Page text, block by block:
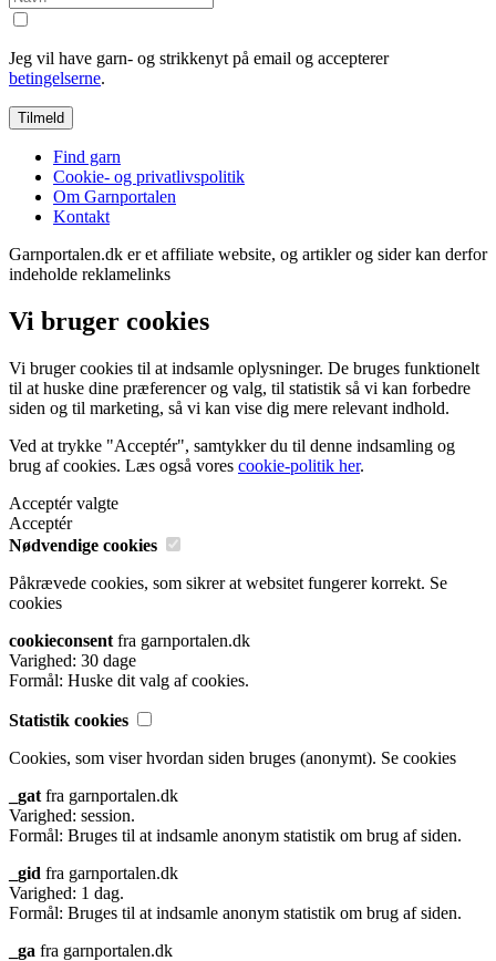
Jeg vil have garn- og strikkenyt på email og accepterer
betingelserne.
Find garn
Cookie- og privatlivspolitik
Om Garnportalen
Kontakt
Garnportalen.dk er et affiliate website, og artikler og sider kan derfor
indeholde reklamelinks
Vi bruger cookies
Vi bruger cookies til at indsamle oplysninger. De bruges funktionelt
til at huske dine præferencer og valg, til statistik så vi kan forbedre
siden og til marketing, så vi kan vise dig mere relevant indhold.
Ved at trykke "Acceptér", samtykker du til denne indsamling og
brug af cookies. Læs også vores cookie-politik her.
Acceptér valgte
Acceptér
Nødvendige cookies
Påkrævede cookies, som sikrer at websitet fungerer korrekt. Se
cookies
cookieconsent fra garnportalen.dk
Varighed: 30 dage
Formål: Huske dit valg af cookies.
Statistik cookies
Cookies, som viser hvordan siden bruges (anonymt). Se cookies
_gat fra garnportalen.dk
Varighed: session.
Formål: Bruges til at indsamle anonym statistik om brug af siden.
_gid fra garnportalen.dk
Varighed: 1 dag.
Formål: Bruges til at indsamle anonym statistik om brug af siden.
_ga fra garnportalen.dk